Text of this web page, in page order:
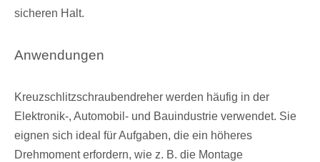
sicheren Halt.
Anwendungen
Kreuzschlitzschraubendreher werden häufig in der
Elektronik-, Automobil- und Bauindustrie verwendet. Sie
eignen sich ideal für Aufgaben, die ein höheres
Drehmoment erfordern, wie z. B. die Montage